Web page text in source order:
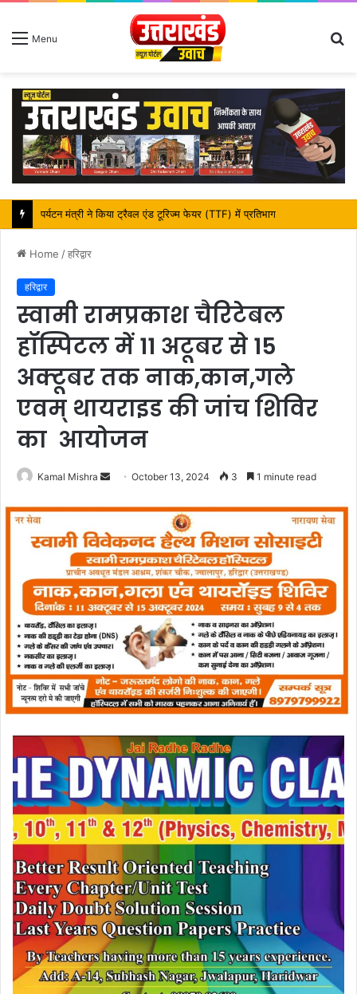
Menu
महापौर शंभू पासवान के जन्मदिवस पर क्षेत्र में विकास की सौगात
Home /हरिद्वार
हरिद्वार
स्वामी रामप्रकाश चैरिटेबल
हॉस्पिटल में 11 अटूबर से 15
अक्टूबर तक नाक,कान,गले
एवम् थायराइड की जांच शिविर
का आयोजन
Kamal Mishra
Send
email
October 13, 2024 3 1 minute read